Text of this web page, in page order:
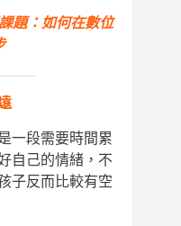
題：如何在數位
一段需要時間累
自己的情緒，不
子反而比較有空